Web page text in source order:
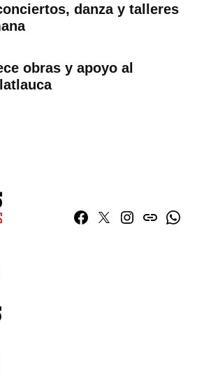
danza y talleres
obras y apoyo al
Facebook
TwitterInstagram
issuu